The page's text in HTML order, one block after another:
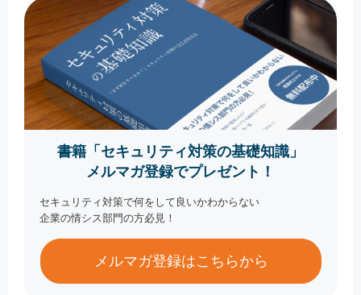
書籍「セキュリティ対策の基礎知識」
メルマガ登録でプレゼント！
セキュリティ対策で何をして良いかわからない
企業の情シス部門の方必見！
メルマガ登録はこちらから